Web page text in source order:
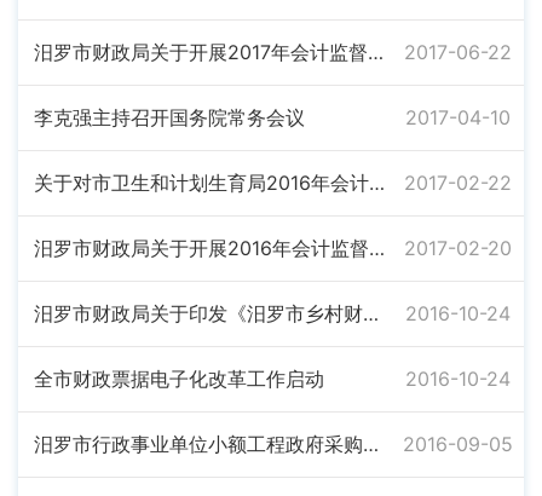
汨罗市财政局关于开展2017年会计监督检查的公示 2017-06-22
李克强主持召开国务院常务会议 2017-04-10
关于对市卫生和计划生育局2016年会计监督检查的公告 2017-02-22
汨罗市财政局关于开展2016年会计监督检查的公示 2017-02-20
汨罗市财政局关于印发《汨罗市乡村财政财务管理绩效考评办法（试行）》的通知 2016-10-24
全市财政票据电子化改革工作启动 2016-10-24
汨罗市行政事业单位小额工程政府采购实施定点服务企业变更联系人公告 2016-09-05